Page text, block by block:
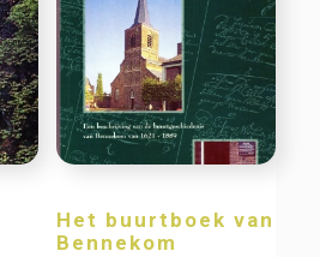
Het buurtboek van
Bennekom